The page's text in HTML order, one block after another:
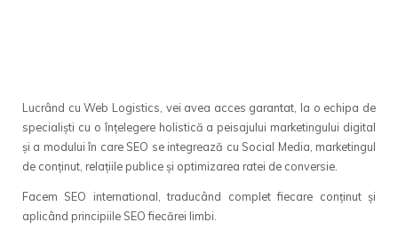
Consultanţă Web
Lucrând cu Web Logistics, vei avea acces garantat, la o echipa de
specialiști cu o înțelegere holistică a peisajului marketingului digital
și a modului în care SEO se integrează cu Social Media, marketingul
de conținut, relaţiile publice și optimizarea ratei de conversie.
Facem SEO international, traducând complet fiecare conținut și
aplicând principiile SEO fiecărei limbi.